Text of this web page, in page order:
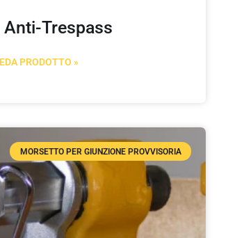
Anti-Trespass
PRODOTTO »
MORSETTO PER GIUNZIONE PROVVISORIA